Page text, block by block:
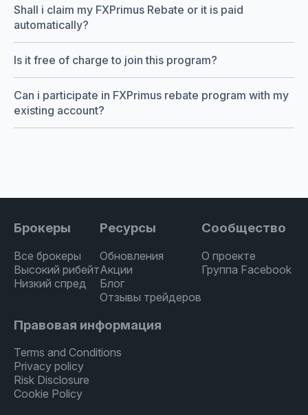
Shall i claim my FXPrimus Rebate or it is paid
automatically?
Is it free of charge to join this program?
Can i participate in FXPrimus rebate program with my
existing account?
Брокеры
Все брокеры
Высокий рибейт
Низкий спред
Ресурсы
Обновления
Акции
Блог
Отзывы трейдеров
Сообщество
О проекте
Группа Facebook
Правовая информация
Terms and Conditions
Privacy policy
Risk Disclosure
Cookie Policy